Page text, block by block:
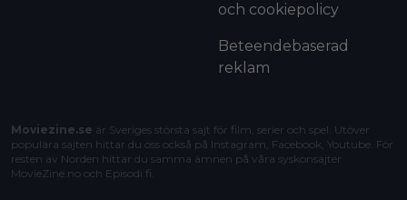
och cookiepolicy
Beteendebaserad
reklam
Moviezine.se är Sveriges största sajt för film, serier och spel. Utöver
populära sajten hittar du oss också på Instagram, Facebook, Youtube. För
resten av Norden hittar du samma ämnen på våra syskonsajter
MovieZine.no och Episodi.fi